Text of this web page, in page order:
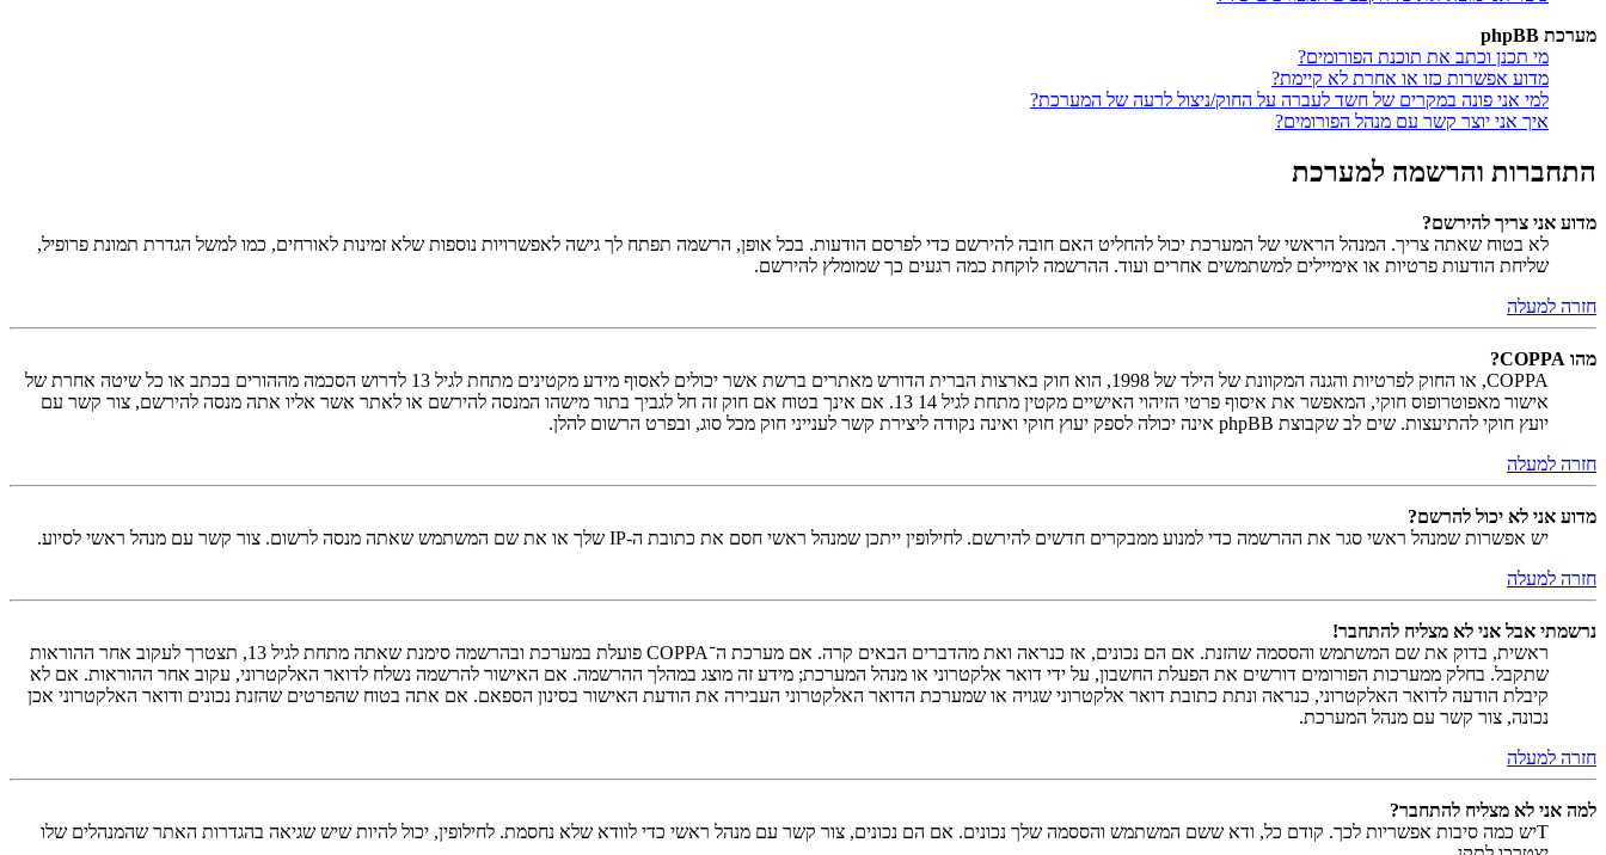
מערכת phpBB
מי תכנן וכתב את תוכנת הפורומים?
מדוע אפשרות כזו או אחרת לא קיימת?
למי אני פונה במקרים של חשד לעברה על החוק/ניצול לרעה של המערכת?
איך אני יוצר קשר עם מנהל הפורומים?
התחברות והרשמה למערכת
מדוע אני צריך להירשם?
לא בטוח שאתה צריך. המנהל הראשי של המערכת יכול להחליט האם חובה להירשם כדי לפרסם הודעות. בכל אופן, הרשמה תפתח לך גישה לאפשרויות נוספות שלא זמינות לאורחים, כמו למשל הגדרת תמונת פרופיל,
שליחת הודעות פרטיות או אימיילים למשתמשים אחרים ועוד. ההרשמה לוקחת כמה רגעים כך שמומלץ להירשם.
חזרה למעלה
מהו COPPA?
COPPA, או החוק לפרטיות והגנה המקוונת של הילד של 1998, הוא חוק בארצות הברית הדורש מאתרים ברשת אשר יכולים לאסוף מידע מקטינים מתחת לגיל 13 לדרוש הסכמה מההורים בכתב או כל שיטה אחרת של
אישור מאפוטרופוס חוקי, המאפשר את איסוף פרטי הזיהוי האישיים מקטין מתחת לגיל 14 13. אם אינך בטוח אם חוק זה חל לגביך בתור מישהו המנסה להירשם או לאתר אשר אליו אתה מנסה להירשם, צור קשר עם
יועץ חוקי להתיעצות. שים לב שקבוצת phpBB אינה יכולה לספק יעוץ חוקי ואינה נקודה ליצירת קשר לענייני חוק מכל סוג, ובפרט הרשום להלן.
חזרה למעלה
מדוע אני לא יכול להרשם?
יש אפשרות שמנהל ראשי סגר את ההרשמה כדי למנוע ממבקרים חדשים להירשם. לחילופין ייתכן שמנהל ראשי חסם את כתובת ה-IP שלך או את שם המשתמש שאתה מנסה לרשום. צור קשר עם מנהל ראשי לסיוע.
חזרה למעלה
נרשמתי אבל אני לא מצליח להתחבר!
ראשית, בדוק את שם המשתמש והססמה שהזנת. אם הם נכונים, אז כנראה ואת מהדברים הבאים קרה. אם מערכת ה־COPPA פועלת במערכת ובהרשמה סימנת שאתה מתחת לגיל 13, תצטרך לעקוב אחר ההוראות
שתקבל. בחלק ממערכות הפורומים דורשים את הפעלת החשבון, על ידי דואר אלקטרוני או מנהל המערכת; מידע זה מוצג במהלך ההרשמה. אם האישור להרשמה נשלח לדואר האלקטרוני, עקוב אחר ההוראות. אם לא
קיבלת הודעה לדואר האלקטרוני, כנראה ונתת כתובת דואר אלקטרוני שגויה או שמערכת הדואר האלקטרוני העבירה את הודעת האישור בסינון הספאם. אם אתה בטוח שהפרטים שהזנת נכונים ודואר האלקטרוני אכן
נכונה, צור קשר עם מנהל המערכת.
חזרה למעלה
למה אני לא מצליח להתחבר?
Tיש כמה סיבות אפשריות לכך. קודם כל, ודא ששם המשתמש והססמה שלך נכונים. אם הם נכונים, צור קשר עם מנהל ראשי כדי לוודא שלא נחסמת. לחילופין, יכול להיות שיש שגיאה בהגדרות האתר שהמנהלים שלו